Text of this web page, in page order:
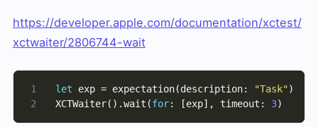
https://developer.apple.com/documentation/xctest/
xctwaiter/2806744-wait
let exp = expectation(description: "Task"
XCTWaiter().wait(for: [exp], timeout: 3